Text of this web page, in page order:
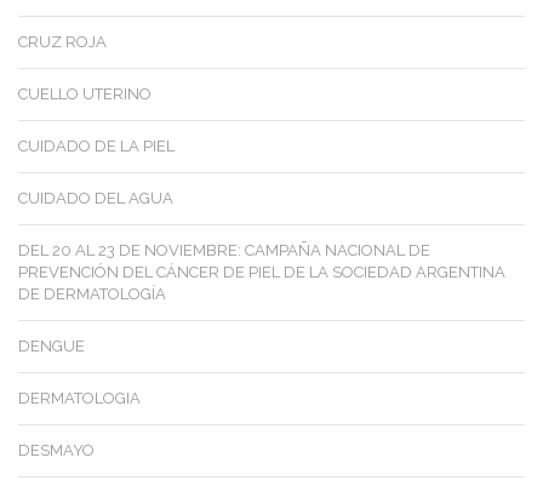
CRUZ ROJA
CUELLO UTERINO
CUIDADO DE LA PIEL
CUIDADO DEL AGUA
DEL 20 AL 23 DE NOVIEMBRE: CAMPAÑA NACIONAL DE
PREVENCIÓN DEL CÁNCER DE PIEL DE LA SOCIEDAD ARGENTINA
DE DERMATOLOGÍA
DENGUE
DERMATOLOGIA
DESMAYO